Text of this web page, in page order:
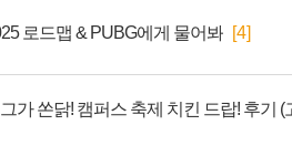
로드맵 & PUBG에게 물어봐 [4]
가 쏜닭! 캠퍼스 축제 치킨 드랍! 후기 (